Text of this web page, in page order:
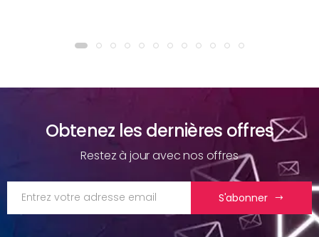
Obtenez les dernières offres
Restez à jour avec nos offres
S'abonner